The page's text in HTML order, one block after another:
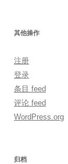
其他操作
注册
登录
条目 feed
评论 feed
WordPress.org
归档